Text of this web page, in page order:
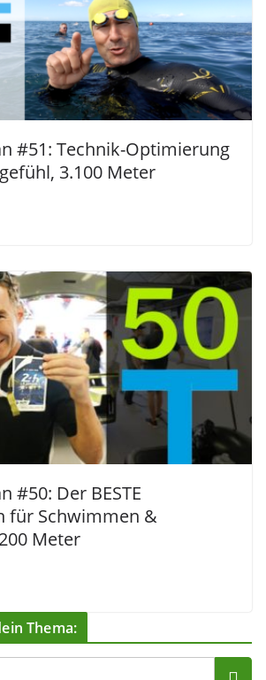
#51: Technik-Optimierung
3.100 Meter
#50: Der BESTE
für Schwimmen &
Meter
Thema: